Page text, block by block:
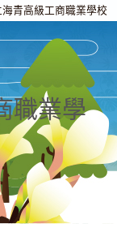
青高級工商職業學校
職業學